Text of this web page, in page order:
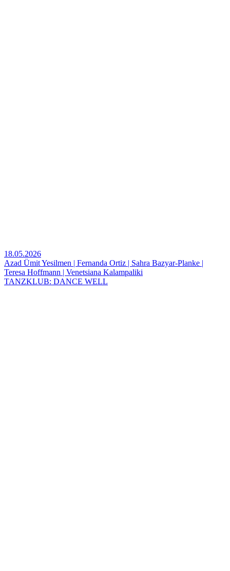
18.05.2026
Azad Ümit Yesilmen | Fernanda Ortiz | Sahra Bazyar-Planke |
Teresa Hoffmann | Venetsiana Kalampaliki
TANZKLUB: DANCE WELL